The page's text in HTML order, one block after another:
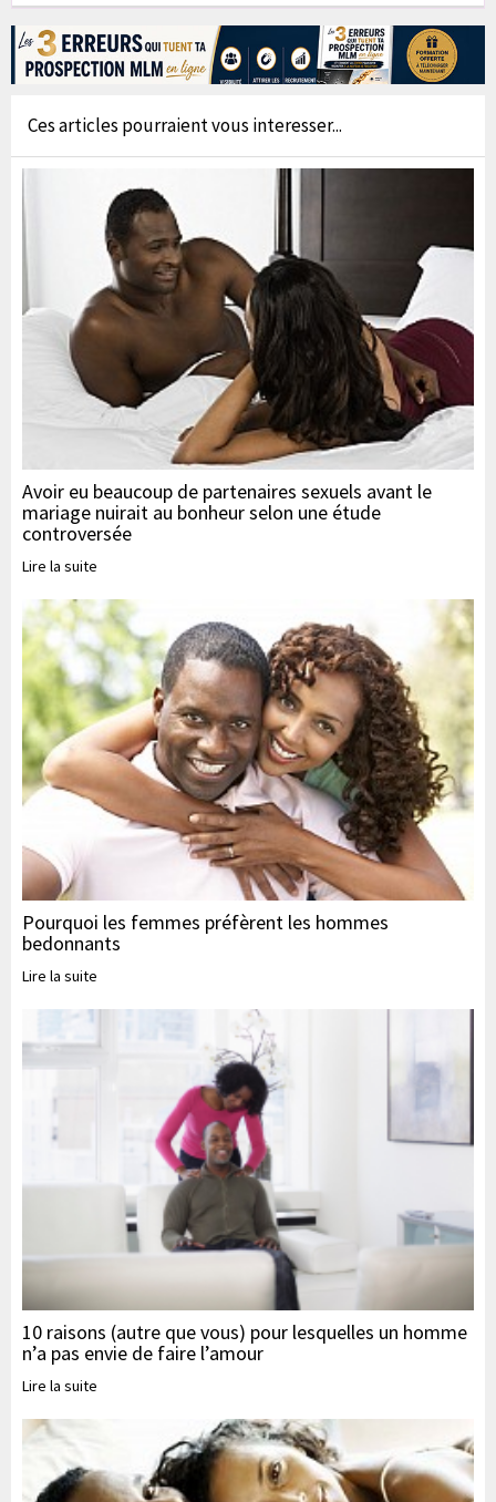
Ces articles pourraient vous interesser...
Avoir eu beaucoup de partenaires sexuels avant le
mariage nuirait au bonheur selon une étude
controversée
Lire la suite
Pourquoi les femmes préfèrent les hommes
bedonnants
Lire la suite
10 raisons (autre que vous) pour lesquelles un homme
n’a pas envie de faire l’amour
Lire la suite